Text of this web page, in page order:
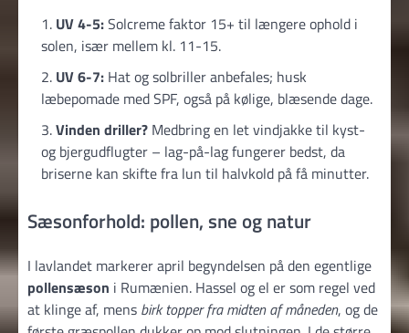
UV 4-5:Solcreme faktor 15+ til længere ophold i
solen, især mellem kl. 11-15.
UV 6-7: Hat og solbriller anbefales; husk
læbepomade med SPF, også på kølige, blæsende dage.
Vinden driller? Medbring en let vindjakke til kyst-
og bjergudflugter – lag-på-lag fungerer bedst, da
briserne kan skifte fra lun til halv­kold på få minutter.
Sæsonforhold: pollen, sne og natur
I lavlandet markerer april begyndelsen på den egentlige
pollensæson i Rumænien. Hassel og el er som regel ved
at klinge af, mens birk topper fra midten af måneden, og de